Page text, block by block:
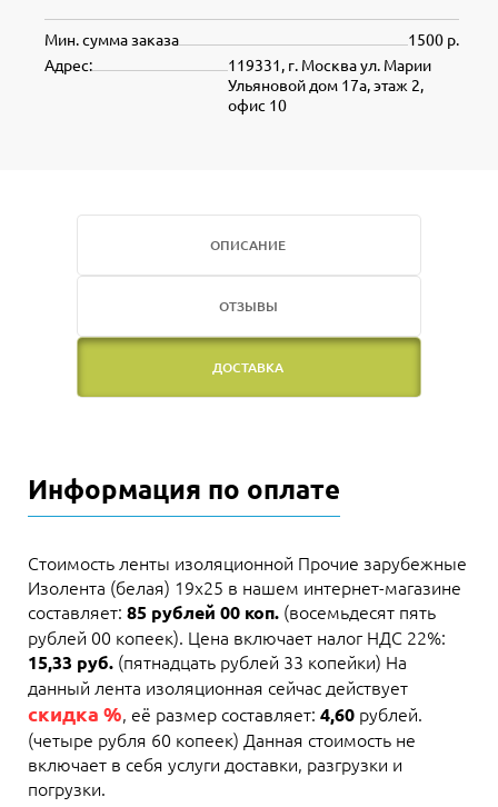
1500 р.
Мин. сумма заказа
119331, г. Москва ул. Марии
Ульяновой дом 17а, этаж 2,
офис 10
Адрес:
ОПИСАНИЕ
ОТЗЫВЫ
ДОСТАВКА
Информация по оплате
Стоимость ленты изоляционной Прочие зарубежные
Изолента (белая) 19х25 в нашем интернет-магазине
составляет: 85 рублей 00 коп. (восемьдесят пять
рублей 00 копеек). Цена включает налог НДС 22%:
15,33 руб. (пятнадцать рублей 33 копейки) На
данный лента изоляционная сейчас действует
скидка %, её размер составляет: 4,60 рублей.
(четыре рубля 60 копеек) Данная стоимость не
включает в себя услуги доставки, разгрузки и
погрузки.